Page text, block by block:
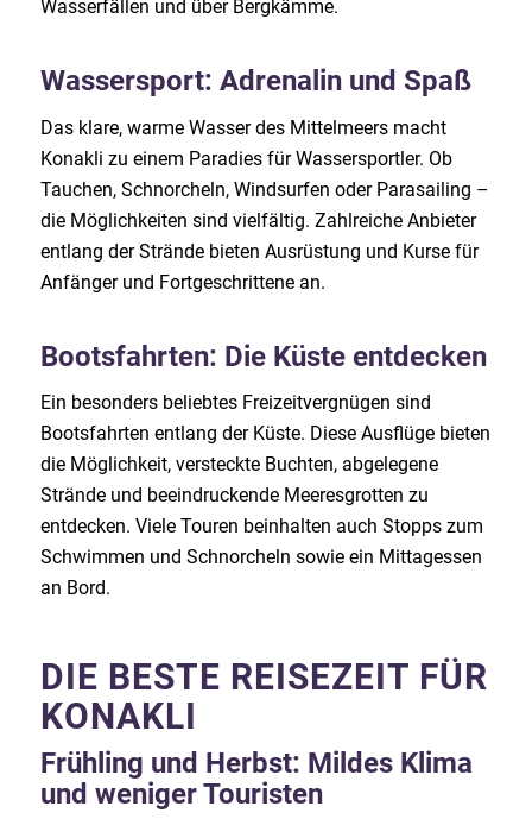
Wasserfällen und über Bergkämme.
Wassersport: Adrenalin und Spaß
Das klare, warme Wasser des Mittelmeers macht
Konakli zu einem Paradies für Wassersportler. Ob
Tauchen, Schnorcheln, Windsurfen oder Parasailing –
die Möglichkeiten sind vielfältig. Zahlreiche Anbieter
entlang der Strände bieten Ausrüstung und Kurse für
Anfänger und Fortgeschrittene an.
Bootsfahrten: Die Küste entdecken
Ein besonders beliebtes Freizeitvergnügen sind
Bootsfahrten entlang der Küste. Diese Ausflüge bieten
die Möglichkeit, versteckte Buchten, abgelegene
Strände und beeindruckende Meeresgrotten zu
entdecken. Viele Touren beinhalten auch Stopps zum
Schwimmen und Schnorcheln sowie ein Mittagessen
an Bord.
DIE BESTE REISEZEIT FÜR
KONAKLI
Frühling und Herbst: Mildes Klima
und weniger Touristen